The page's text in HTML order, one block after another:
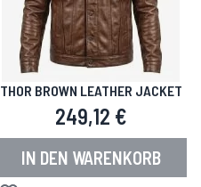
THOR BROWN LEATHER JACKET
249,12 €
IN DEN WARENKORB